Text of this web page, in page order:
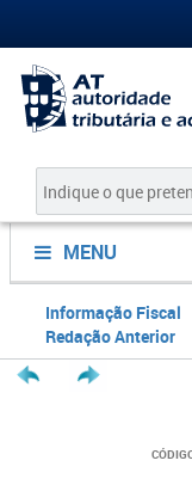
MENU
Informação Fiscal
Redação Anterior